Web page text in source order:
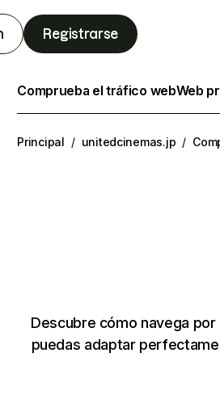
Registrarse
Comprueba el tráfico webWeb
Principal / unitedcinemas.jp /
Descubre cómo navega
puedas adaptar